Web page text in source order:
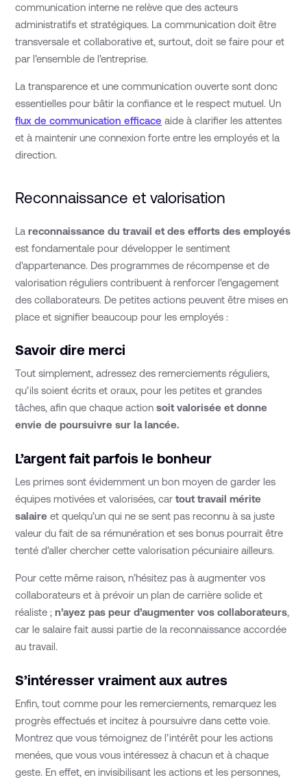
communication interne ne relève que des acteurs
administratifs et stratégiques. La communication doit être
transversale et collaborative et, surtout, doit se faire pour et
par l’ensemble de l’entreprise.
La transparence et une communication ouverte sont donc
essentielles pour bâtir la confiance et le respect mutuel. Un
flux de communication efficace aide à clarifier les attentes
et à maintenir une connexion forte entre les employés et la
direction.
Reconnaissance et valorisation
Lareconnaissance du travail et des efforts des employés
est fondamentale pour développer le sentiment
d'appartenance. Des programmes de récompense et de
valorisation réguliers contribuent à renforcer l'engagement
des collaborateurs. De petites actions peuvent être mises en
place et signifier beaucoup pour les employés :
Savoir dire merci
Tout simplement, adressez des remerciements réguliers,
qu’ils soient écrits et oraux, pour les petites et grandes
tâches, afin que chaque action soit valorisée et donne
envie de poursuivre sur la lancée.
L’argent fait parfois le bonheur
Les primes sont évidemment un bon moyen de garder les
équipes motivées et valorisées, cartout travail mérite
salaire et quelqu’un qui ne se sent pas reconnu à sa juste
valeur du fait de sa rémunération et ses bonus pourrait être
tenté d’aller chercher cette valorisation pécuniaire ailleurs.
Pour cette même raison, n’hésitez pas à augmenter vos
collaborateurs et à prévoir un plan de carrière solide et
réaliste ;n’ayez pas peur d’augmenter vos collaborateurs,
car le salaire fait aussi partie de la reconnaissance accordée
au travail.
S’intéresser vraiment aux autres
Enfin, tout comme pour les remerciements, remarquez les
progrès effectués et incitez à poursuivre dans cette voie.
Montrez que vous témoignez de l’intérêt pour les actions
menées, que vous vous intéressez à chacun et à chaque
geste. En effet, en invisibilisant les actions et les personnes,